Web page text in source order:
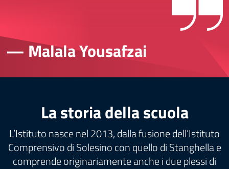
— Malala Yousafzai
La storia della scuola
L’Istituto nasce nel 2013, dalla fusione dell’Istituto
Comprensivo di Solesino con quello di Stanghella e
comprende originariamente anche i due plessi di